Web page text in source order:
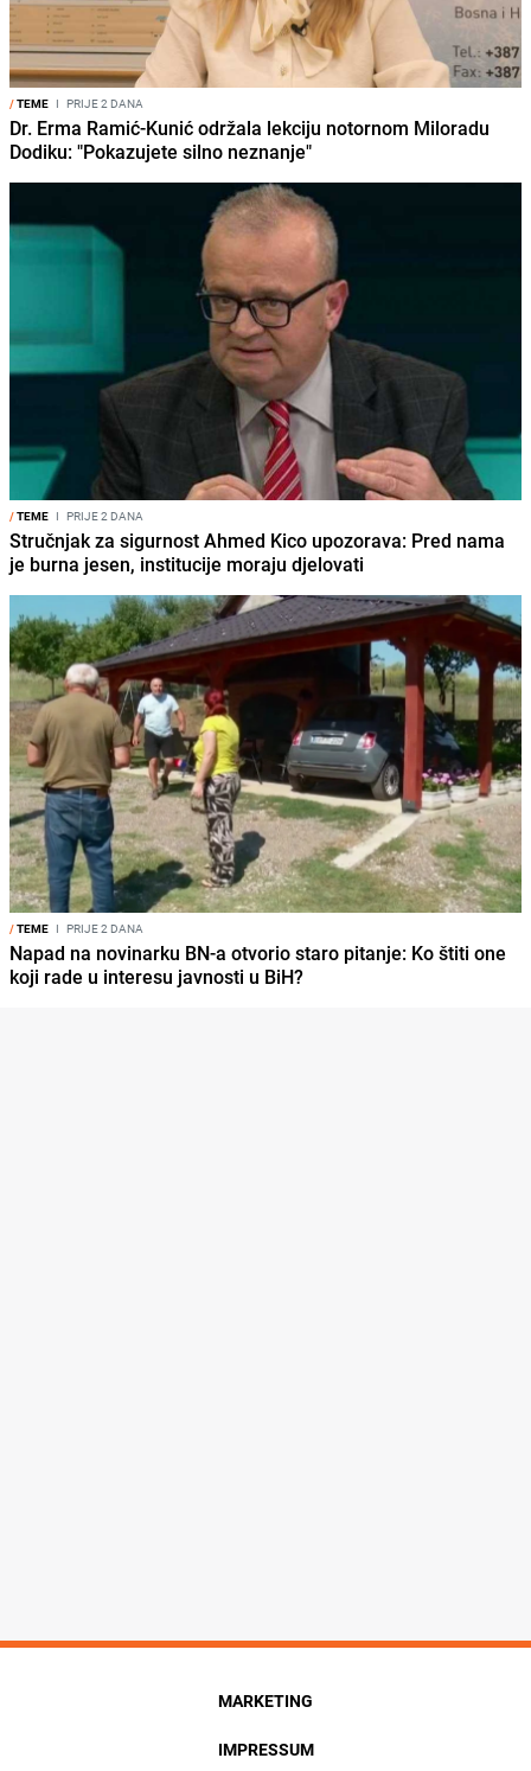
/TEME I PRIJE 2 DANA
Dr. Erma Ramić-Kunić održala lekciju notornom Miloradu
Dodiku: "Pokazujete silno neznanje"
/TEME I PRIJE 2 DANA
Stručnjak za sigurnost Ahmed Kico upozorava: Pred nama
je burna jesen, institucije moraju djelovati
/TEME I PRIJE 2 DANA
Napad na novinarku BN-a otvorio staro pitanje: Ko štiti one
koji rade u interesu javnosti u BiH?
MARKETING
IMPRESSUM